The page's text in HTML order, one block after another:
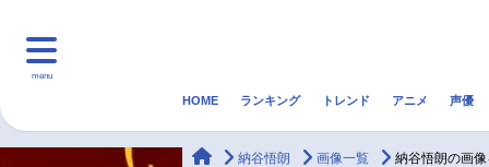
menu
HOME ランキング トレンド アニメ 声優
animateTimes
納谷悟朗 画像一覧 納谷悟朗の画